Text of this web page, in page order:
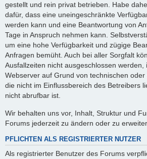
gestellt und rein privat betrieben. Habe
dafür, dass eine uneingeschränkte
werden kann und eine Beantwortung von
Tage in Anspruch nehmen kann.
um eine hohe Verfügbarkeit und zügige
Anfragen bemüht. Auch bei aller Sorgfalt
Ausfallzeiten nicht ausgeschlossen werden,
Webserver auf Grund von technischen oder
die nicht im Einflussbereich des Betreibers
nicht abrufbar ist.
Wir behalten uns vor, Inhalt, Struktur und
Forums jederzeit zu ändern oder zu
PFLICHTEN ALS REGISTRIERTER NUTZER
Als registrierter Benutzer des Forums